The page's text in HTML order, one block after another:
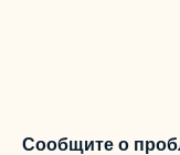
Сообщите о